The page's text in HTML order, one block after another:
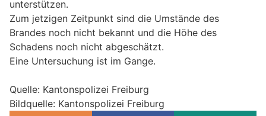
unterstützen.
Zum jetzigen Zeitpunkt sind die Umstände des
Brandes noch nicht bekannt und die Höhe des
Schadens noch nicht abgeschätzt.
Eine Untersuchung ist im Gange.
Quelle: Kantonspolizei Freiburg
Bildquelle: Kantonspolizei Freiburg